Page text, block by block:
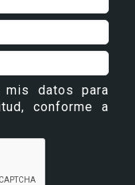
datos para
conforme a